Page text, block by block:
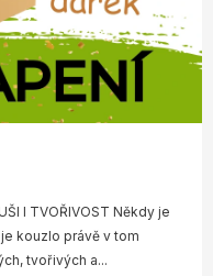
I TVOŘIVOST Někdy je
kouzlo právě v tom
tvořivých a...